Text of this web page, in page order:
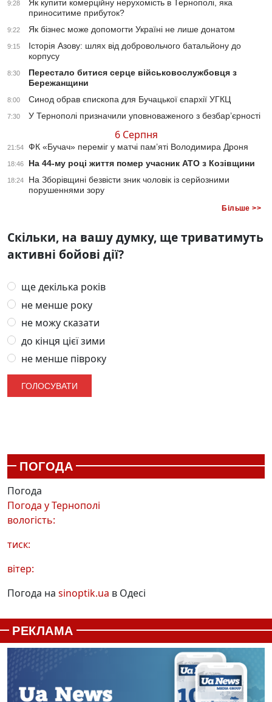
9:28
Як купити комерційну нерухомість в Тернополі, яка
приноситиме прибуток?
9:22 Як бізнес може допомогти Україні не лише донатом
9:15
Історія Азову: шлях від добровольчого батальйону до
корпусу
8:30
Перестало битися серце військовослужбовця з
Бережанщини
8:00 Синод обрав єпископа для Бучацької єпархії УГКЦ
7:30 У Тернополі призначили уповноваженого з безбар’єрності
6 Серпня
21:54 ФК «Бучач» переміг у матчі пам’яті Володимира Дроня
18:46 На 44-му році життя помер учасник АТО з Козівщини
18:24
На Зборівщині безвісти зник чоловік із серйозними
порушеннями зору
Більше >>
Скільки, на вашу думку, ще триватимуть
активні бойові дії?
ще декілька років
не менше року
не можу сказати
до кінця цієї зими
не менше півроку
ПОГОДА
Погода
Погода уТернополі
вологість:
тиск:
вітер:
Погода на sinoptik.ua в Одесі
РЕКЛАМА